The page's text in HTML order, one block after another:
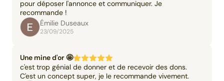
pour déposer l'annonce et communiquer. Je
recommande !
Émilie Duseaux
23/09/2025
Une mine d'or 🤩
c'est trop génial de donner et de recevoir des dons.
C'est un concept super, je le recommande vivement.